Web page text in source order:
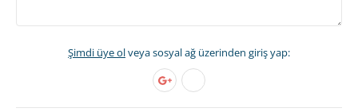
Şimdi üye olveya sosyal ağ üzerinden giriş yap: